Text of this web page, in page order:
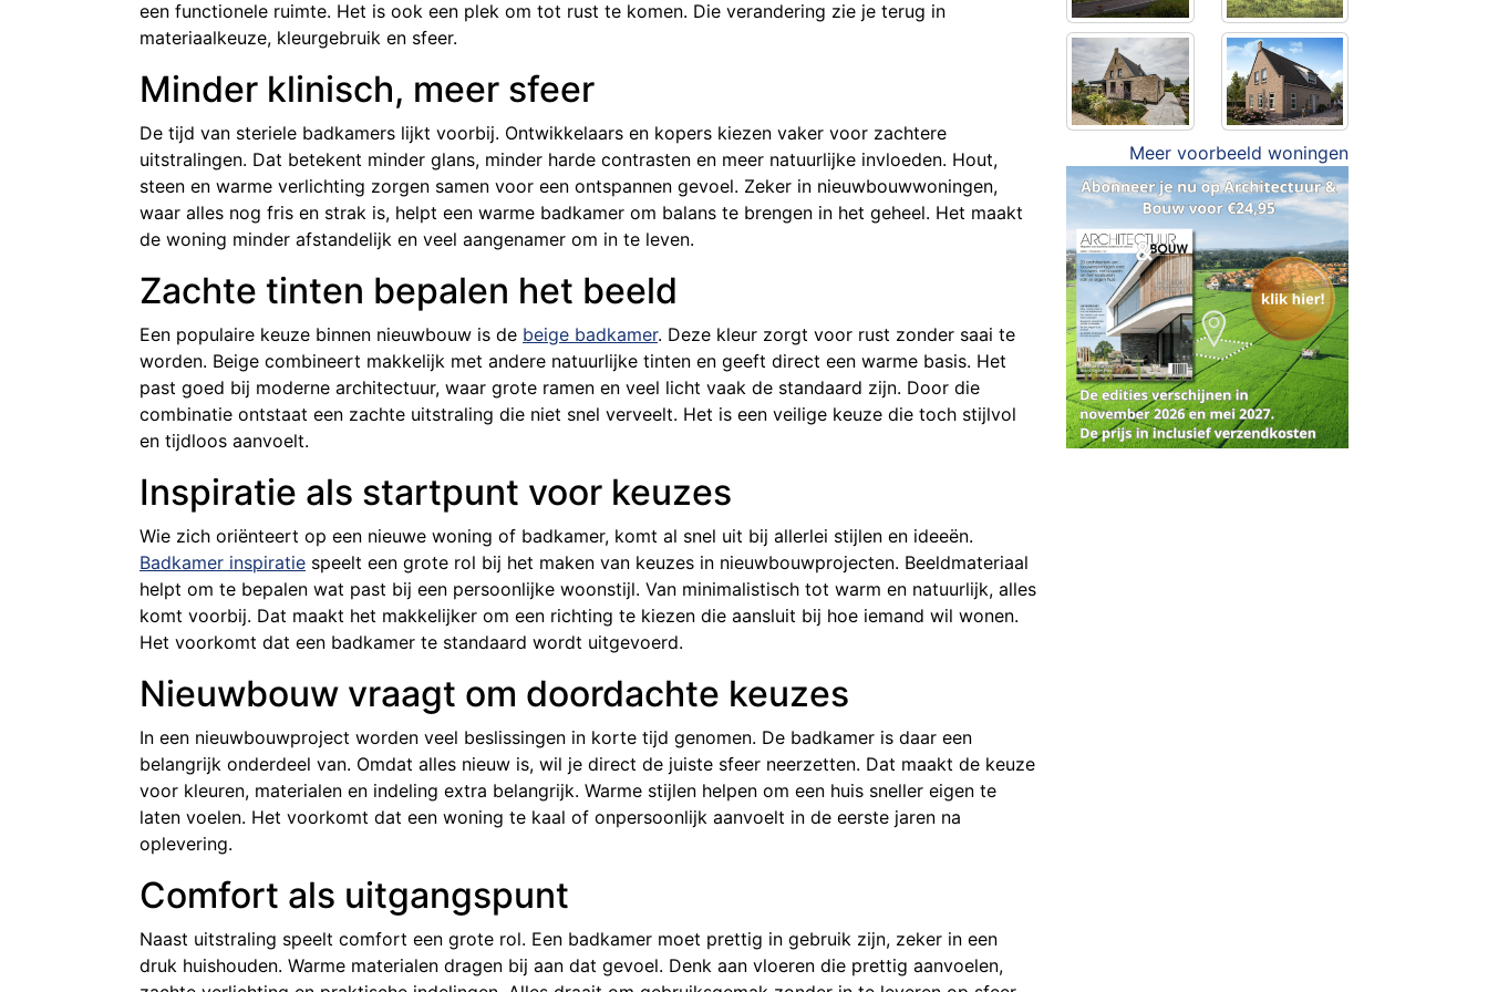
een functionele ruimte. Het is ook een plek om tot rust te komen. Die verandering zie je terug in
materiaalkeuze, kleurgebruik en sfeer.
Minder klinisch, meer sfeer
De tijd van steriele badkamers lijkt voorbij. Ontwikkelaars en kopers kiezen vaker voor zachtere
uitstralingen. Dat betekent minder glans, minder harde contrasten en meer natuurlijke invloeden. Hout,
steen en warme verlichting zorgen samen voor een ontspannen gevoel. Zeker in nieuwbouwwoningen,
waar alles nog fris en strak is, helpt een warme badkamer om balans te brengen in het geheel. Het maakt
de woning minder afstandelijk en veel aangenamer om in te leven.
Zachte tinten bepalen het beeld
Een populaire keuze binnen nieuwbouw is de beige badkamer. Deze kleur zorgt voor rust zonder saai te
worden. Beige combineert makkelijk met andere natuurlijke tinten en geeft direct een warme basis. Het
past goed bij moderne architectuur, waar grote ramen en veel licht vaak de standaard zijn. Door die
combinatie ontstaat een zachte uitstraling die niet snel verveelt. Het is een veilige keuze die toch stijlvol
en tijdloos aanvoelt.
Inspiratie als startpunt voor keuzes
Wie zich oriënteert op een nieuwe woning of badkamer, komt al snel uit bij allerlei stijlen en ideeën.
Badkamer inspiratie speelt een grote rol bij het maken van keuzes in nieuwbouwprojecten. Beeldmateriaal
helpt om te bepalen wat past bij een persoonlijke woonstijl. Van minimalistisch tot warm en natuurlijk, alles
komt voorbij. Dat maakt het makkelijker om een richting te kiezen die aansluit bij hoe iemand wil wonen.
Het voorkomt dat een badkamer te standaard wordt uitgevoerd.
Nieuwbouw vraagt om doordachte keuzes
In een nieuwbouwproject worden veel beslissingen in korte tijd genomen. De badkamer is daar een
belangrijk onderdeel van. Omdat alles nieuw is, wil je direct de juiste sfeer neerzetten. Dat maakt de keuze
voor kleuren, materialen en indeling extra belangrijk. Warme stijlen helpen om een huis sneller eigen te
laten voelen. Het voorkomt dat een woning te kaal of onpersoonlijk aanvoelt in de eerste jaren na
oplevering.
Comfort als uitgangspunt
Naast uitstraling speelt comfort een grote rol. Een badkamer moet prettig in gebruik zijn, zeker in een
druk huishouden. Warme materialen dragen bij aan dat gevoel. Denk aan vloeren die prettig aanvoelen,
Meer voorbeeld woningen